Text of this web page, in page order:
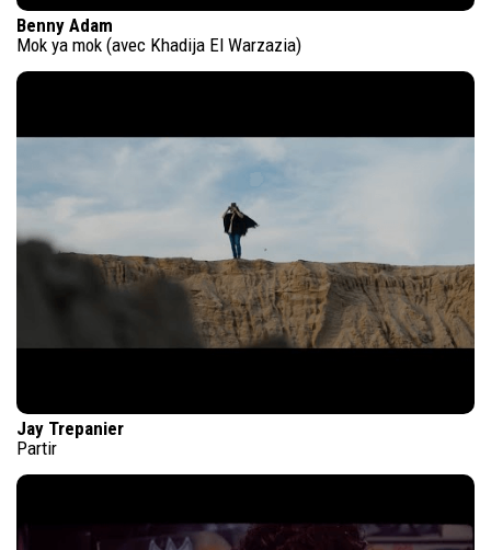
Benny Adam
Mok ya mok (avec Khadija El Warzazia)
Jay Trepanier
Partir